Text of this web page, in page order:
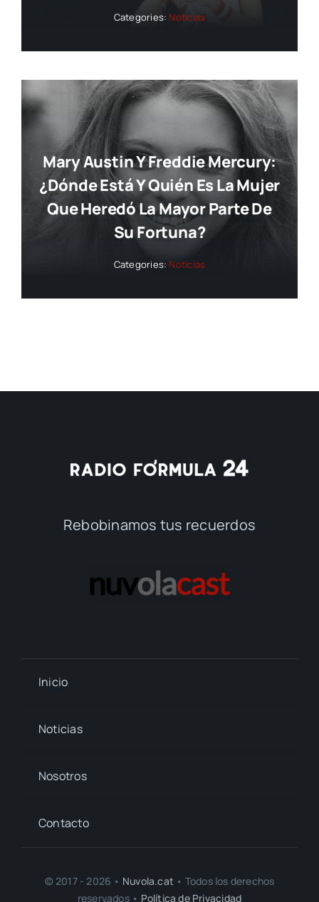
Categories: Noticias
Mary Austin Y Freddie Mercury:
¿dónde Está Y Quién Es La Mujer
Que Heredó La Mayor Parte De
Su Fortuna?
Categories: Noticias
Rebobinamos tus recuerdos
Inicio
Noticias
Nosotros
Contacto
© 2017 - 2026 • Nuvola.cat • Todos los derechos
reservados • Política de Privacidad